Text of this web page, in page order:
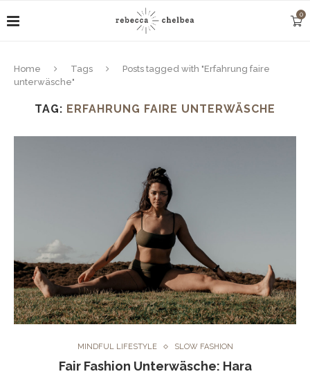
0
Home Tags
Posts tagged with "Erfahrung faire
unterwäsche"
TAG: ERFAHRUNG FAIRE UNTERWÄSCHE
MINDFUL LIFESTYLE SLOW FASHION
Fair Fashion Unterwäsche: Hara